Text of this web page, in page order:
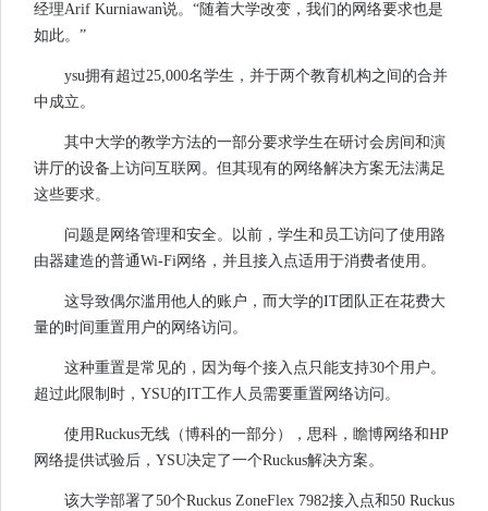
经理Arif Kurniawan说。“随着大学改变，我们的网络要求也是
如此。”
ysu拥有超过25,000名学生，并于两个教育机构之间的合并
中成立。
其中大学的教学方法的一部分要求学生在研讨会房间和演
讲厅的设备上访问互联网。但其现有的网络解决方案无法满足
这些要求。
问题是网络管理和安全。以前，学生和员工访问了使用路
由器建造的普通Wi-Fi网络，并且接入点适用于消费者使用。
这导致偶尔滥用他人的账户，而大学的IT团队正在花费大
量的时间重置用户的网络访问。
这种重置是常见的，因为每个接入点只能支持30个用户。
超过此限制时，YSU的IT工作人员需要重置网络访问。
使用Ruckus无线（博科的一部分），思科，瞻博网络和HP
网络提供试验后，YSU决定了一个Ruckus解决方案。
该大学部署了50个Ruckus ZoneFlex 7982接入点和50 Ruckus